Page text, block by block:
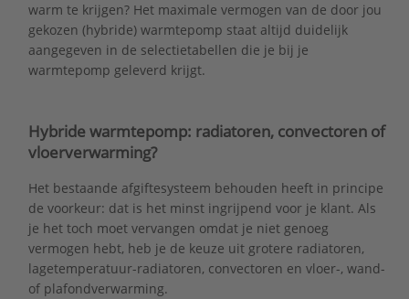
warm te krijgen? Het maximale vermogen van de door jou
gekozen (hybride) warmtepomp staat altijd duidelijk
aangegeven in de selectietabellen die je bij je
warmtepomp geleverd krijgt.
Hybride warmtepomp: radiatoren, convectoren of
vloerverwarming?
Het bestaande afgiftesysteem behouden heeft in principe
de voorkeur: dat is het minst ingrijpend voor je klant. Als
je het toch moet vervangen omdat je niet genoeg
vermogen hebt, heb je de keuze uit grotere radiatoren,
lagetemperatuur-radiatoren, convectoren en vloer-, wand-
of plafondverwarming.